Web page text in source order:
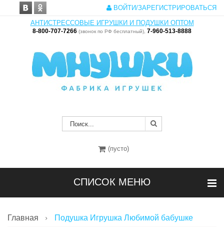
ВОЙТИ/ЗАРЕГИСТРИРОВАТЬСЯ
АНТИСТРЕССОВЫЕ ИГРУШКИ И ПОДУШКИ ОПТОМ
8-800-707-7266 (звонок по РФ бесплатный), 7-960-513-8888
(пусто)
СПИСОК МЕНЮ
Главная Подушка Игрушка Любимой бабушке